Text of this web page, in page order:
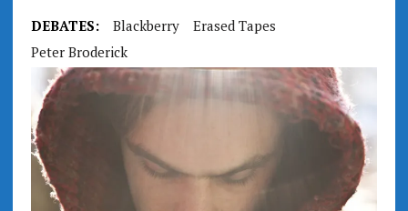
DEBATES: Blackberry
Erased Tapes
Peter Broderick